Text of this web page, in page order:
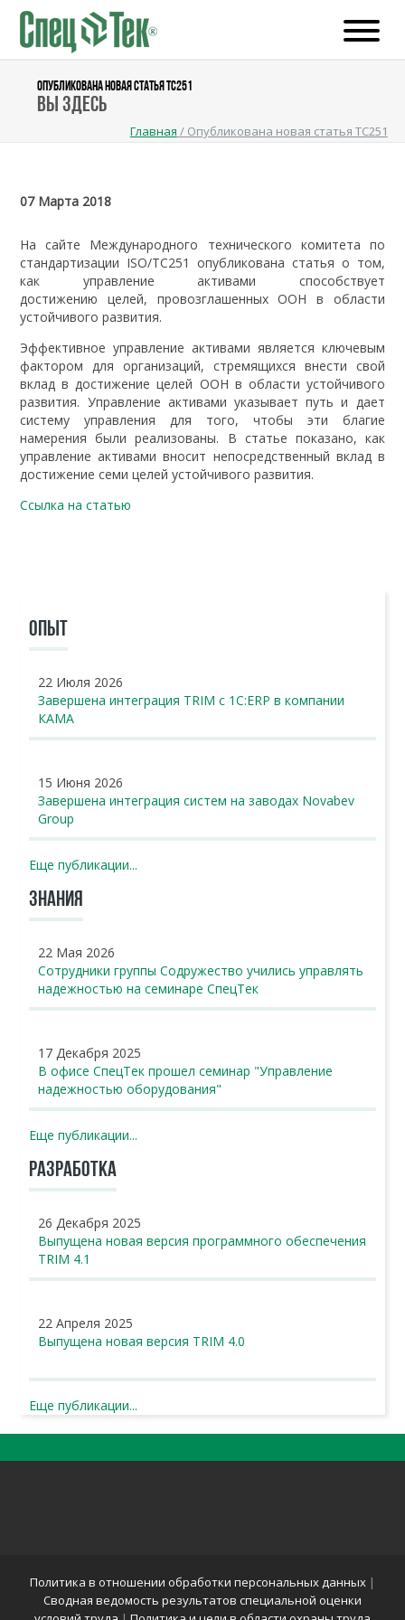
ОПУБЛИКОВАНА НОВАЯ СТАТЬЯ TC251
Вы здесь
Главная / Опубликована новая статья TC251
07 Марта 2018
На сайте Международного технического комитета по
стандартизации ISO/TC251 опубликована статья о том,
как управление активами способствует
достижению целей, провозглашенных ООН в области
устойчивого развития.
Эффективное управление активами является ключевым
фактором для организаций, стремящихся внести свой
вклад в достижение целей ООН в области устойчивого
развития. Управление активами указывает путь и дает
систему управления для того, чтобы эти благие
намерения были реализованы. В статье показано, как
управление активами вносит непосредственный вклад в
достижение семи целей устойчивого развития.
Ссылка на статью
ОПЫТ
22 Июля 2026
Завершена интеграция TRIM с 1С:ERP в компании
КАМА
15 Июня 2026
Завершена интеграция систем на заводах Novabev
Group
Еще публикации...
ЗНАНИЯ
22 Мая 2026
Сотрудники группы Содружество учились управлять
надежностью на семинаре СпецТек
17 Декабря 2025
В офисе СпецТек прошел семинар "Управление
надежностью оборудования"
Еще публикации...
РАЗРАБОТКА
26 Декабря 2025
Выпущена новая версия программного обеспечения
TRIM 4.1
22 Апреля 2025
Выпущена новая версия TRIM 4.0
Еще публикации...
Политика в отношении обработки персональных данных |
Сводная ведомость результатов специальной оценки